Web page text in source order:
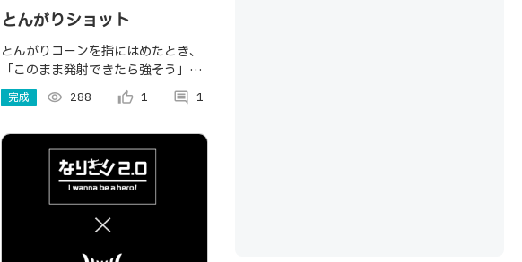
とんがりショット
とんがりコーンを指にはめたとき、
「このまま発射できたら強そう」と
思ったことはありませんか？ 「とん
がりショット」は、指先に装着した
本当に発射できる体験型シューティ
完成 visibility 288 thumb_up_alt 1 comment 1